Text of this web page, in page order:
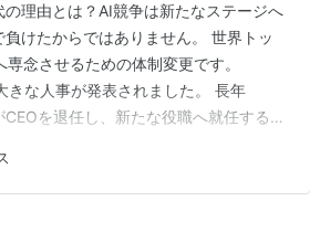
ィードを自動生成する
理由とは？AI競争は新たなステージへ
けたからではありません。 世界トッ
念させるための体制変更です。
な人事が発表されました。 長年
を退任し、新たな役職へ就任するこ
に負けているの？」 と感…